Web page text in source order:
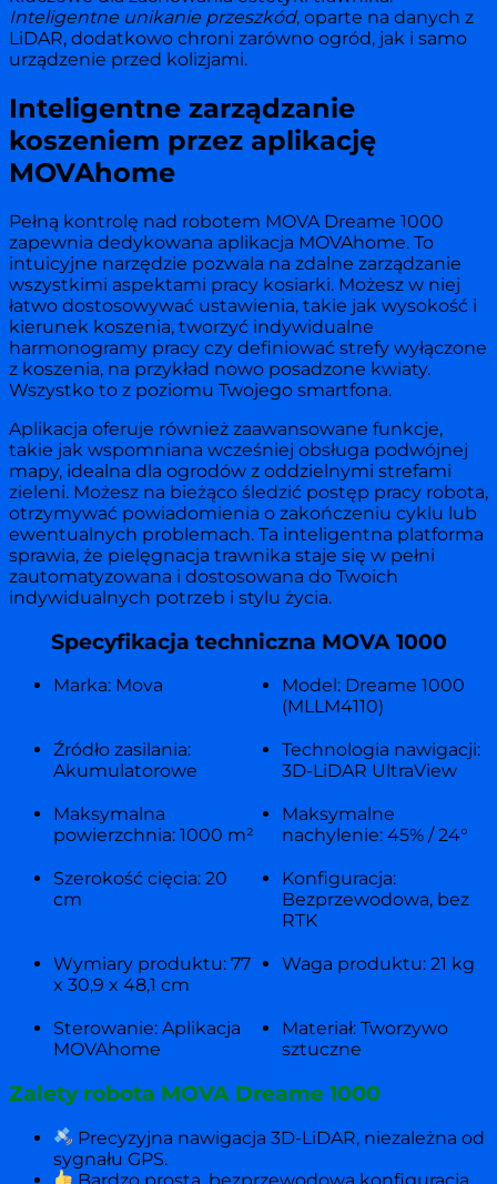
Inteligentne unikanie przeszkód, oparte na danych z
LiDAR, dodatkowo chroni zarówno ogród, jak i samo
urządzenie przed kolizjami.
Inteligentne zarządzanie
koszeniem przez aplikację
MOVAhome
Pełną kontrolę nad robotem MOVA Dreame 1000
zapewnia dedykowana aplikacja MOVAhome. To
intuicyjne narzędzie pozwala na zdalne zarządzanie
wszystkimi aspektami pracy kosiarki. Możesz w niej
łatwo dostosowywać ustawienia, takie jak wysokość i
kierunek koszenia, tworzyć indywidualne
harmonogramy pracy czy definiować strefy wyłączone
z koszenia, na przykład nowo posadzone kwiaty.
Wszystko to z poziomu Twojego smartfona.
Aplikacja oferuje również zaawansowane funkcje,
takie jak wspomniana wcześniej obsługa podwójnej
mapy, idealna dla ogrodów z oddzielnymi strefami
zieleni. Możesz na bieżąco śledzić postęp pracy robota,
otrzymywać powiadomienia o zakończeniu cyklu lub
ewentualnych problemach. Ta inteligentna platforma
sprawia, że pielęgnacja trawnika staje się w pełni
zautomatyzowana i dostosowana do Twoich
indywidualnych potrzeb i stylu życia.
Specyfikacja techniczna MOVA 1000
Marka: Mova
Model: Dreame 1000
(MLLM4110)
Źródło zasilania:
Akumulatorowe
Technologia nawigacji:
3D-LiDAR UltraView
Maksymalna
powierzchnia: 1000 m²
Maksymalne
nachylenie: 45% / 24°
Szerokość cięcia: 20
cm
Konfiguracja:
Bezprzewodowa, bez
RTK
Wymiary produktu: 77
x 30,9 x 48,1 cm
Waga produktu: 21 kg
Sterowanie: Aplikacja
MOVAhome
Materiał: Tworzywo
sztuczne
Zalety robota MOVA Dreame 1000
Precyzyjna nawigacja 3D-LiDAR, niezależna od
sygnału GPS.